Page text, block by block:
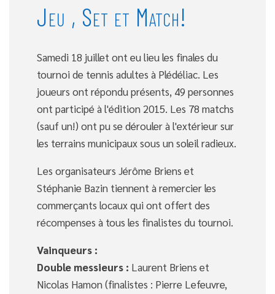
Jeu , Set et Match!
Samedi 18 juillet ont eu lieu les finales du
tournoi de tennis adultes à Plédéliac. Les
joueurs ont répondu présents, 49 personnes
ont participé à l'édition 2015. Les 78 matchs
(sauf un!) ont pu se dérouler à l'extérieur sur
les terrains municipaux sous un soleil radieux.
Les organisateurs Jérôme Briens et
Stéphanie Bazin tiennent à remercier les
commerçants locaux qui ont offert des
récompenses à tous les finalistes du tournoi.
Vainqueurs :
Double messieurs : Laurent Briens et
Nicolas Hamon (finalistes : Pierre Lefeuvre,